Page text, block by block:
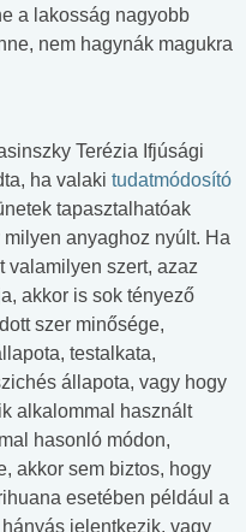
a lakosság nagyobb
nem hagynák magukra
Terézia Ifjúsági
ha valaki tudatmódosító
tapasztalhatóak
anyaghoz nyúlt. Ha
valamilyen szert, azaz
akkor is sok tényező
szer minősége,
testalkata,
állapota, vagy hogy
alkalommal használt
hasonló módon,
akkor sem biztos, hogy
esetében például a
jelentkezik, vagy